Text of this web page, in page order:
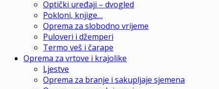
Optički uređaji – dvogled
Pokloni, knjige…
Oprema za slobodno vrijeme
Puloveri i džemperi
Termo veš i čarape
Oprema za vrtove i krajolike
Ljestve
Oprema za branje i sakupljaje sjemena